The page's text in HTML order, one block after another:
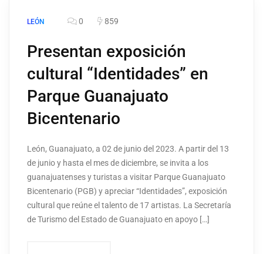
LEÓN 0 859
Presentan exposición
cultural “Identidades” en
Parque Guanajuato
Bicentenario
León, Guanajuato, a 02 de junio del 2023. A partir del 13
de junio y hasta el mes de diciembre, se invita a los
guanajuatenses y turistas a visitar Parque Guanajuato
Bicentenario (PGB) y apreciar “Identidades”, exposición
cultural que reúne el talento de 17 artistas. La Secretaría
de Turismo del Estado de Guanajuato en apoyo […]